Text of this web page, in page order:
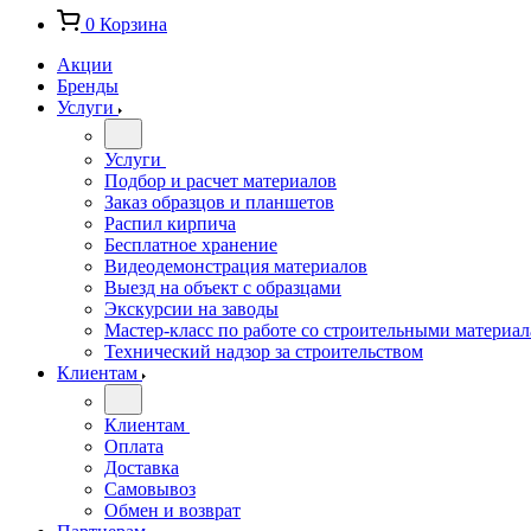
0 Корзина
Акции
Бренды
Услуги
Услуги
Подбор и расчет материалов
Заказ образцов и планшетов
Распил кирпича
Бесплатное хранение
Видеодемонстрация материалов
Выезд на объект с образцами
Экскурсии на заводы
Мастер-класс по работе со строительными
Технический надзор за строительством
Клиентам
Клиентам
Оплата
Доставка
Самовывоз
Обмен и возврат